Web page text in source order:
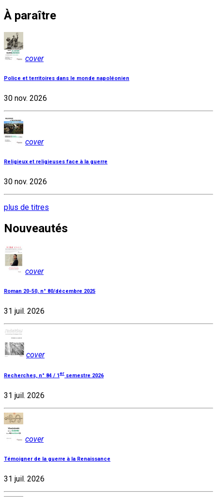
À paraître
cover
Police et territoires dans le monde napoléonien
30 nov. 2026
cover
Religieux et religieuses face à la guerre
30 nov. 2026
plus de titres
Nouveautés
cover
Roman 20-50, n° 80/décembre 2025
31 juil. 2026
cover
Recherches, n° 84 / 1 er semestre 2026
31 juil. 2026
cover
Témoigner de la guerre à la Renaissance
31 juil. 2026